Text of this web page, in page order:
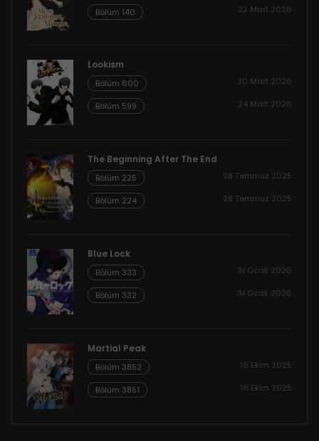
Bölüm 140 22 Mart 2026
Lookism
Bölüm 600 30 Mart 2026
Bölüm 599 24 Mart 2026
The Beginning After The End
Bölüm 225 28 Temmuz 2025
Bölüm 224 28 Temmuz 2025
Blue Lock
Bölüm 333 31 Ocak 2026
Bölüm 332 31 Ocak 2026
Martial Peak
Bölüm 3852 16 Ekim 2025
Bölüm 3851 16 Ekim 2025